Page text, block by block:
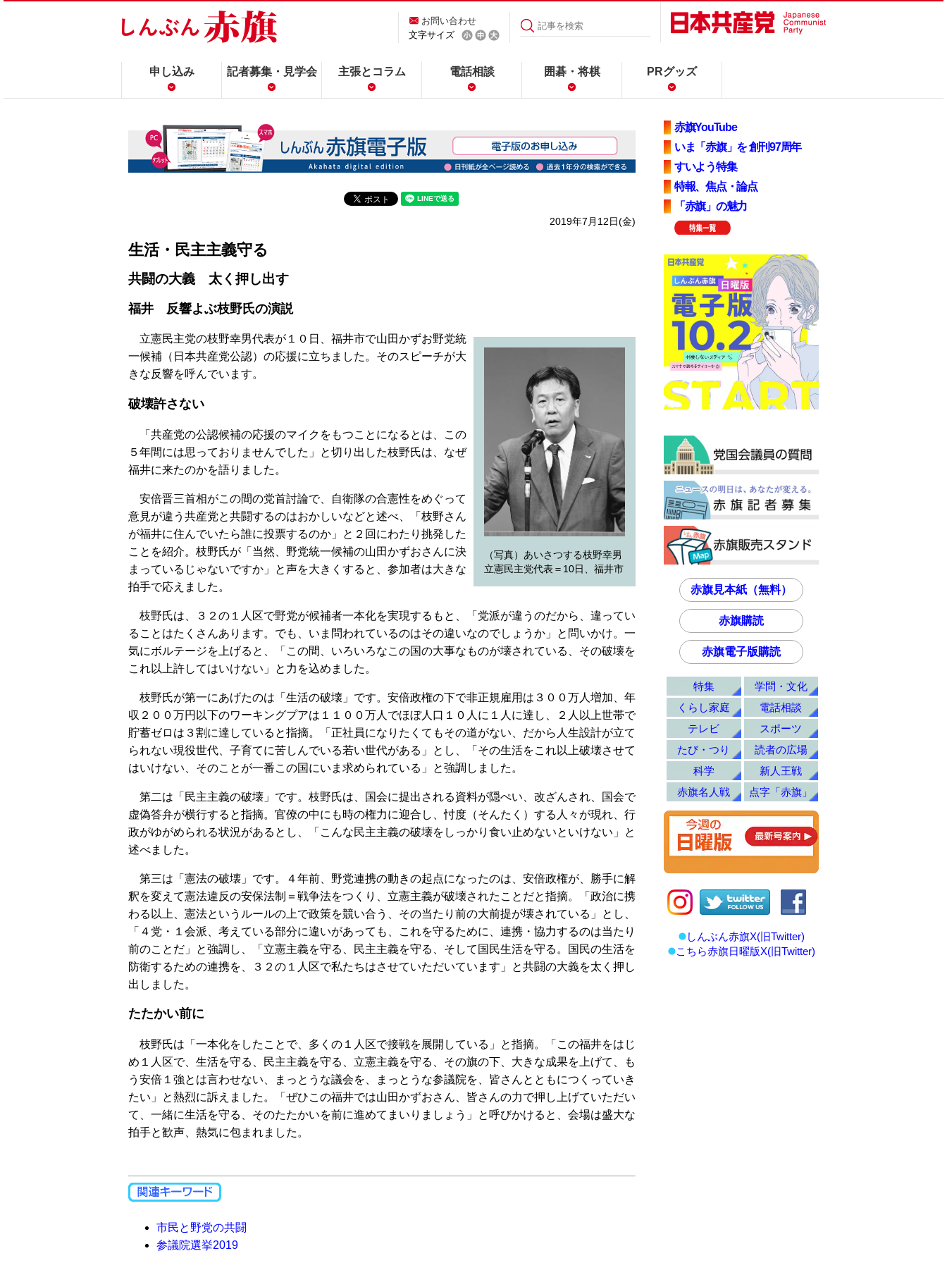
お問い合わせ
文字サイズ
申し込み 記者募集・見学会 主張とコラム 電話相談 囲碁・将棋 PRグッズ
2019年7月12日(金)
生活・民主主義守る
共闘の大義 太く押し出す
福井 反響よぶ枝野氏の演説
（写真）あいさつする枝野幸男
立憲民主党代表＝10日、福井市
立憲民主党の枝野幸男代表が１０日、福井市で山田かずお野党統
一候補（日本共産党公認）の応援に立ちました。そのスピーチが大
きな反響を呼んでいます。
破壊許さない
「共産党の公認候補の応援のマイクをもつことになるとは、この
５年間には思っておりませんでした」と切り出した枝野氏は、なぜ
福井に来たのかを語りました。
安倍晋三首相がこの間の党首討論で、自衛隊の合憲性をめぐって
意見が違う共産党と共闘するのはおかしいなどと述べ、「枝野さん
が福井に住んでいたら誰に投票するのか」と２回にわたり挑発した
ことを紹介。枝野氏が「当然、野党統一候補の山田かずおさんに決
まっているじゃないですか」と声を大きくすると、参加者は大きな
拍手で応えました。
枝野氏は、３２の１人区で野党が候補者一本化を実現するもと、「党派が違うのだから、違ってい
ることはたくさんあります。でも、いま問われているのはその違いなのでしょうか」と問いかけ。一
気にボルテージを上げると、「この間、いろいろなこの国の大事なものが壊されている、その破壊を
これ以上許してはいけない」と力を込めました。
枝野氏が第一にあげたのは「生活の破壊」です。安倍政権の下で非正規雇用は３００万人増加、年
収２００万円以下のワーキングプアは１１００万人でほぼ人口１０人に１人に達し、２人以上世帯で
貯蓄ゼロは３割に達していると指摘。「正社員になりたくてもその道がない、だから人生設計が立て
られない現役世代、子育てに苦しんでいる若い世代がある」とし、「その生活をこれ以上破壊させて
はいけない、そのことが一番この国にいま求められている」と強調しました。
第二は「民主主義の破壊」です。枝野氏は、国会に提出される資料が隠ぺい、改ざんされ、国会で
虚偽答弁が横行すると指摘。官僚の中にも時の権力に迎合し、忖度（そんたく）する人々が現れ、行
政がゆがめられる状況があるとし、「こんな民主主義の破壊をしっかり食い止めないといけない」と
述べました。
第三は「憲法の破壊」です。４年前、野党連携の動きの起点になったのは、安倍政権が、勝手に解
釈を変えて憲法違反の安保法制＝戦争法をつくり、立憲主義が破壊されたことだと指摘。「政治に携
わる以上、憲法というルールの上で政策を競い合う、その当たり前の大前提が壊されている」とし、
「４党・１会派、考えている部分に違いがあっても、これを守るために、連携・協力するのは当たり
前のことだ」と強調し、「立憲主義を守る、民主主義を守る、そして国民生活を守る。国民の生活を
防衛するための連携を、３２の１人区で私たちはさせていただいています」と共闘の大義を太く押し
出しました。
たたかい前に
枝野氏は「一本化をしたことで、多くの１人区で接戦を展開している」と指摘。「この福井をはじ
め１人区で、生活を守る、民主主義を守る、立憲主義を守る、その旗の下、大きな成果を上げて、も
う安倍１強とは言わせない、まっとうな議会を、まっとうな参議院を、皆さんとともにつくっていき
たい」と熱烈に訴えました。「ぜひこの福井では山田かずおさん、皆さんの力で押し上げていただい
て、一緒に生活を守る、そのたたかいを前に進めてまいりましょう」と呼びかけると、会場は盛大な
拍手と歓声、熱気に包まれました。
市民と野党の共闘
参議院選挙2019
赤旗YouTube
いま「赤旗」を 創刊97周年
すいよう特集
特報、焦点・論点
「赤旗」の魅力
赤旗見本紙（無料）
赤旗購読
赤旗電子版購読
特集
学問・文化
くらし家庭
電話相談
テレビ
スポーツ
たび・つり
読者の広場
科学
新人王戦
赤旗名人戦
点字「赤旗」
しんぶん赤旗X(旧Twitter)
こちら赤旗日曜版X(旧Twitter)